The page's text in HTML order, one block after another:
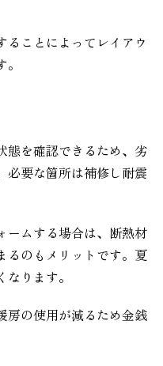
ることによってレイアウ
態を確認できるため、劣
必要な箇所は補修し耐震
ームする場合は、断熱材
るのもメリットです。夏
ります。
房の使用が減るため金銭